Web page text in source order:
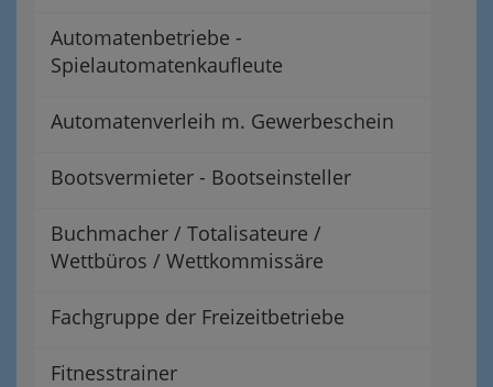
Automatenbetriebe -
Spielautomatenkaufleute
Automatenverleih m. Gewerbeschein
Bootsvermieter - Bootseinsteller
Buchmacher / Totalisateure /
Wettbüros / Wettkommissäre
Fachgruppe der Freizeitbetriebe
Fitnesstrainer